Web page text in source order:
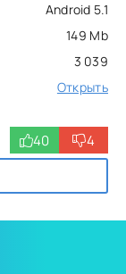
Android 5.1
149 Mb
3 039
Открыть
40 4